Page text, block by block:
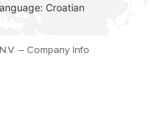
Croatian
– Company Info